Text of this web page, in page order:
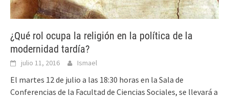
¿Qué rol ocupa la religión en la política de la
modernidad tardía?
julio 11, 2016 Ismael
El martes 12 de julio a las 18:30 horas en la Sala de
Conferencias de la Facultad de Ciencias Sociales, se llevará a